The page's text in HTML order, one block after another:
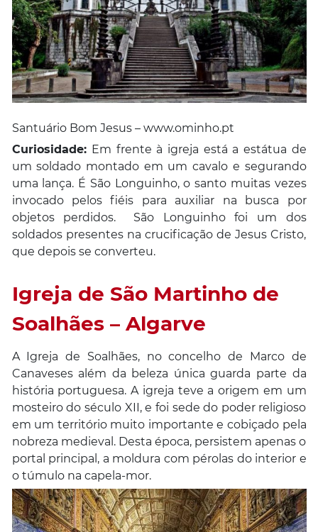
Santuário Bom Jesus – www.ominho.pt
Curiosidade: Em frente à igreja está a estátua de
um soldado montado em um cavalo e segurando
uma lança. É São Longuinho, o santo muitas vezes
invocado pelos fiéis para auxiliar na busca por
objetos perdidos. São Longuinho foi um dos
soldados presentes na crucificação de Jesus Cristo,
que depois se converteu.
Igreja de São Martinho de
Soalhães – Algarve
A Igreja de Soalhães, no concelho de Marco de
Canaveses além da beleza única guarda parte da
história portuguesa. A igreja teve a origem em um
mosteiro do século XII, e foi sede do poder religioso
em um território muito importante e cobiçado pela
nobreza medieval. Desta época, persistem apenas o
portal principal, a moldura com pérolas do interior e
o túmulo na capela-mor.